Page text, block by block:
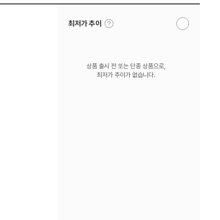
최저가 추이
툴
팁
알
상품 출시 전 또는 단종 상품으로,
최저가 추이가 없습니다.